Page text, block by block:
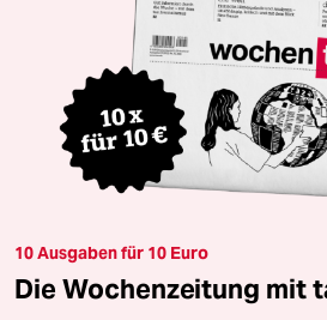
10 Ausgaben für 10 Euro
Die Wochenzeitung mit